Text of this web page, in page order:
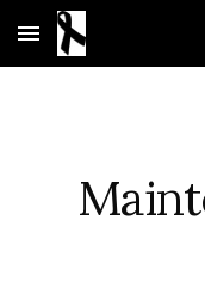
Skip to main content